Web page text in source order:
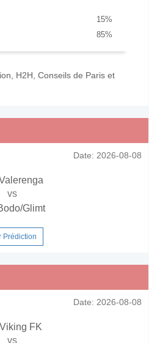
%
15
%
85
H2H, Conseils de Paris et
Date: 2026-08-08
vs
Glimt
Prédiction
Date: 2026-08-08
Viking FK
vs